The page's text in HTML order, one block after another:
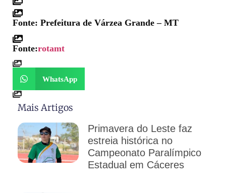
Fonte: Prefeitura de Várzea Grande – MT
Fonte:rotamt
WhatsApp
Mais Artigos
Primavera do Leste faz
estreia histórica no
Campeonato Paralímpico
Estadual em Cáceres